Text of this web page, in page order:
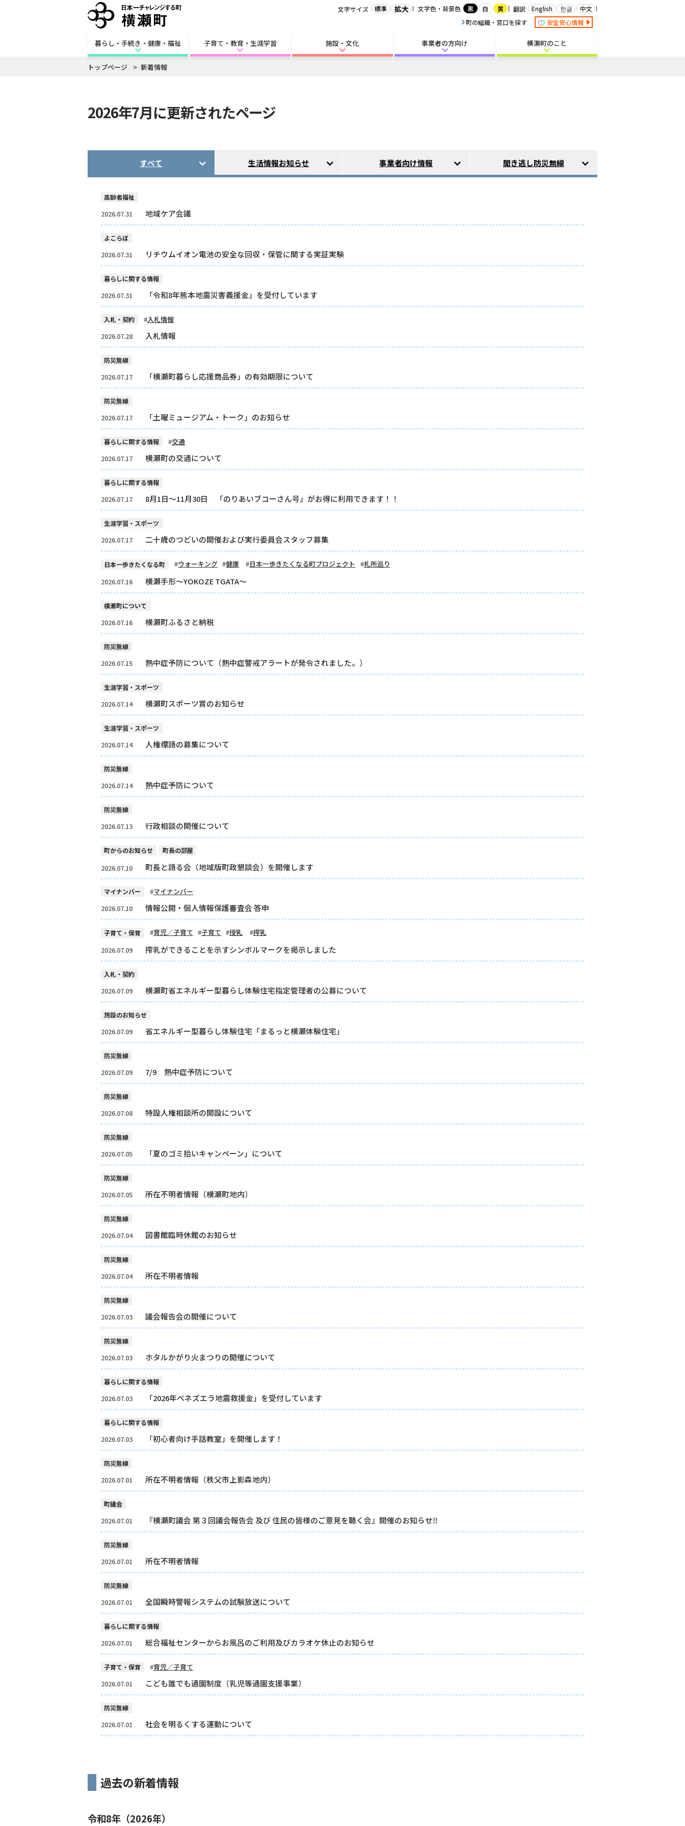
文字サイズ 標準 拡大 文字色・背景色 黒 白 黄 翻訳 English 한글
中文
町の組織・窓口を探す
安全安心情報
暮らし・手続き・健康・福祉 子育て・教育・生涯学習 施設・文化 事業者の方向け 横瀬町のこと
トップページ 新着情報
2026年7月に更新されたページ
すべて 生活情報お知らせ 事業者向け情報 聞き逃し防災無線
高齢者福祉
2026.07.31 地域ケア会議
よこらぼ
2026.07.31 リチウムイオン電池の安全な回収・保管に関する実証実験
暮らしに関する情報
2026.07.31 「令和8年熊本地震災害義援金」を受付しています
入札・契約
2026.07.28
入札情報
入札情報
防災無線
2026.07.17 「横瀬町暮らし応援商品券」の有効期限について
防災無線
2026.07.17 「土曜ミュージアム・トーク」のお知らせ
暮らしに関する情報
2026.07.17
交通
横瀬町の交通について
暮らしに関する情報
2026.07.17 8月1日～11月30日 「のりあいブコーさん号」がお得に利用できます！！
生涯学習・スポーツ
2026.07.17 二十歳のつどいの開催および実行委員会スタッフ募集
日本一歩きたくなる町
2026.07.16
ウォーキング 健康 日本一歩きたくなる町プロジェクト 札所巡り
横瀬手形～YOKOZE TGATA～
横瀬町について
2026.07.16 横瀬町ふるさと納税
防災無線
2026.07.15 熱中症予防について（熱中症警戒アラートが発令されました。）
生涯学習・スポーツ
2026.07.14 横瀬町スポーツ賞のお知らせ
生涯学習・スポーツ
2026.07.14 人権標語の募集について
防災無線
2026.07.14 熱中症予防について
防災無線
2026.07.13 行政相談の開催について
町からのお知らせ 町長の部屋
2026.07.10 町長と語る会（地域版町政懇談会）を開催します
マイナンバー
2026.07.10
マイナンバー
情報公開・個人情報保護審査会 答申
子育て・保育
2026.07.09
育児／子育て 子育て 授乳 搾乳
搾乳ができることを示すシンボルマークを掲示しました
入札・契約
2026.07.09 横瀬町省エネルギー型暮らし体験住宅指定管理者の公募について
施設のお知らせ
2026.07.09 省エネルギー型暮らし体験住宅「まるっと横瀬体験住宅」
防災無線
2026.07.09 7/9 熱中症予防について
防災無線
2026.07.08 特設人権相談所の開設について
防災無線
2026.07.05 「夏のゴミ拾いキャンペーン」について
防災無線
2026.07.05 所在不明者情報（横瀬町地内）
防災無線
2026.07.04 図書館臨時休館のお知らせ
防災無線
2026.07.04 所在不明者情報
防災無線
2026.07.03 議会報告会の開催について
防災無線
2026.07.03 ホタルかがり火まつりの開催について
暮らしに関する情報
2026.07.03 「2026年ベネズエラ地震救援金」を受付しています
暮らしに関する情報
2026.07.03 「初心者向け手話教室」を開催します！
防災無線
2026.07.01 所在不明者情報（秩父市上影森地内）
町議会
2026.07.01 『横瀬町議会 第３回議会報告会 及び 住民の皆様のご意見を聴く会』開催のお知らせ‼︎
防災無線
2026.07.01 所在不明者情報
防災無線
2026.07.01 全国瞬時警報システムの試験放送について
暮らしに関する情報
2026.07.01 総合福祉センターからお風呂のご利用及びカラオケ休止のお知らせ
子育て・保育
2026.07.01
育児／子育て
こども誰でも通園制度（乳児等通園支援事業）
防災無線
2026.07.01 社会を明るくする運動について
過去の新着情報
令和8年（2026年）